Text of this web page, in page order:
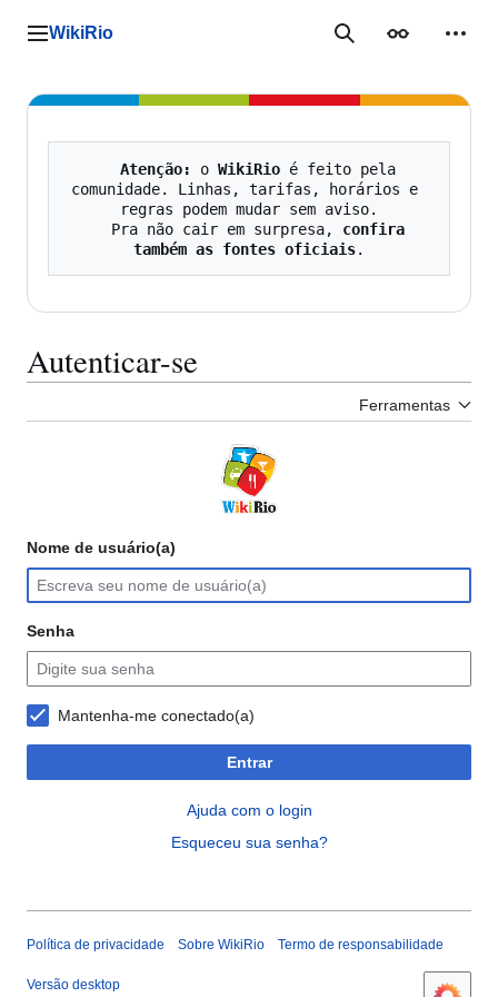
para
Menu principal
WikiRio PesquisaAparência
Atenção: o WikiRio é feito pela
comunidade. Linhas, tarifas, horários e
regras podem mudar sem aviso.
   Pra não cair em surpresa,
confira
também as fontes oficiais
Autenticar-se
Ferramentas
Nome de usuário(a)
Senha
Mantenha-me conectado(a)
Entrar
Ajuda com o login
Esqueceu sua senha?
Política de privacidade Sobre WikiRio Termo de responsabilidade
Versão desktop